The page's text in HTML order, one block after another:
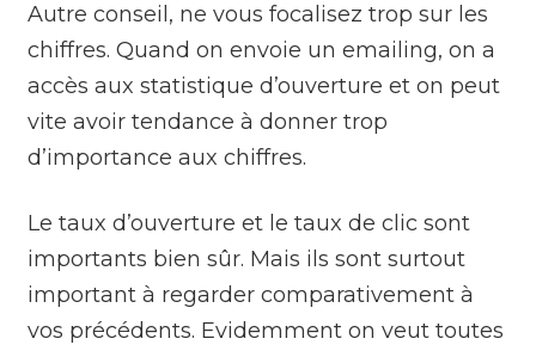
Autre conseil, ne vous focalisez trop sur les
chiffres. Quand on envoie un emailing, on a
accès aux statistique d’ouverture et on peut
vite avoir tendance à donner trop
d’importance aux chiffres.
Le taux d’ouverture et le taux de clic sont
importants bien sûr. Mais ils sont surtout
important à regarder comparativement à
vos précédents. Evidemment on veut toutes